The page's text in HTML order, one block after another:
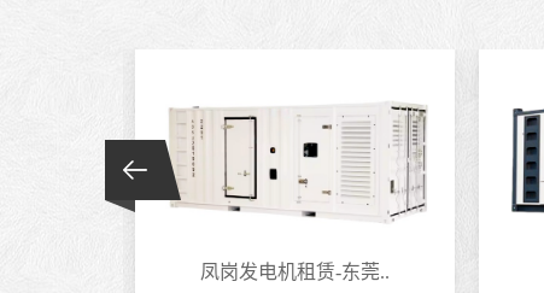
凤岗发电机租赁-东莞..